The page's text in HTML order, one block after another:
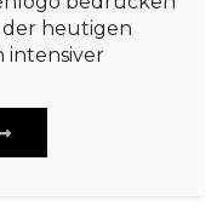
der heutigen
intensiver